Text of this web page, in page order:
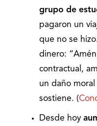
grupo de
pagaron un
que no se
dinero:
contractual,
un daño
sostiene. (
Desde hoy